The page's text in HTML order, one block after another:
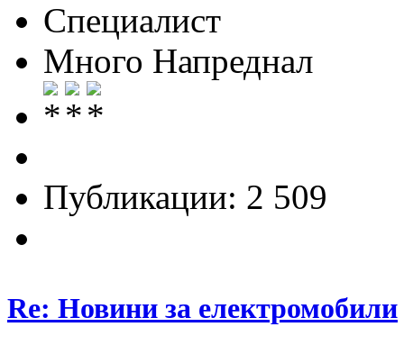
Специалист
Много Напреднал
Публикации: 2 509
Re: Новини за електромобили